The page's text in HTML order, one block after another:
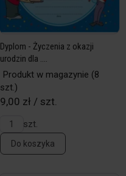
Dyplom - Życzenia z okazji
urodzin dla ....
Produkt w magazynie (8
szt.)
9,00 zł / szt.
szt.
Do koszyka